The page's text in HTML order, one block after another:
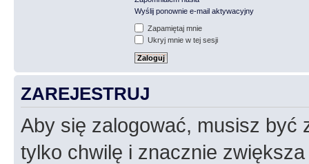
Wyślij ponownie e-mail aktywacyjny
Zapamiętaj mnie
Ukryj mnie w tej sesji
ZAREJESTRUJ
Aby się zalogować, musisz być
tylko chwilę i znacznie